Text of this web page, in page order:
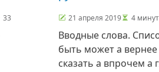
33 21 апреля 2019 4
Вводные слова. Список.
быть может а вернее
сказать а впрочем а